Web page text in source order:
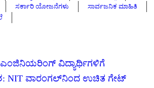
ಸರ್ಕಾರಿ ಯೋಜನೆಗಳು
ಸಾರ್ವಜನಿಕ ಮಾಹಿತಿ
ಎಂಜಿನಿಯರಿಂಗ್ ವಿದ್ಯಾರ್ಥಿಗಳಿಗೆ
NIT ವಾರಂಗಲ್‌ನಿಂದ ಉಚಿತ ಗೇಟ್